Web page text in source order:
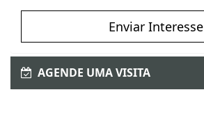
Enviar Interesse
AGENDE UMA VISITA